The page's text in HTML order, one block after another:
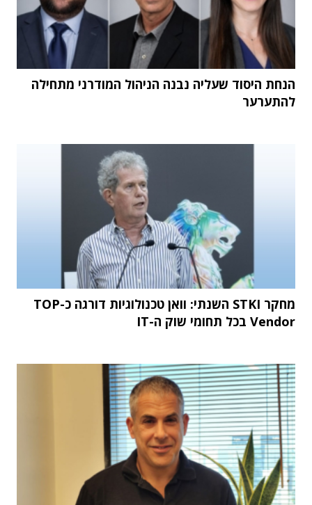
הנחת היסוד שעליה נבנה הניהול המודרני מתחילה
להתערער
מחקר STKI השנתי: וואן טכנולוגיות דורגה כ-TOP
Vendor בכל תחומי שוק ה-IT